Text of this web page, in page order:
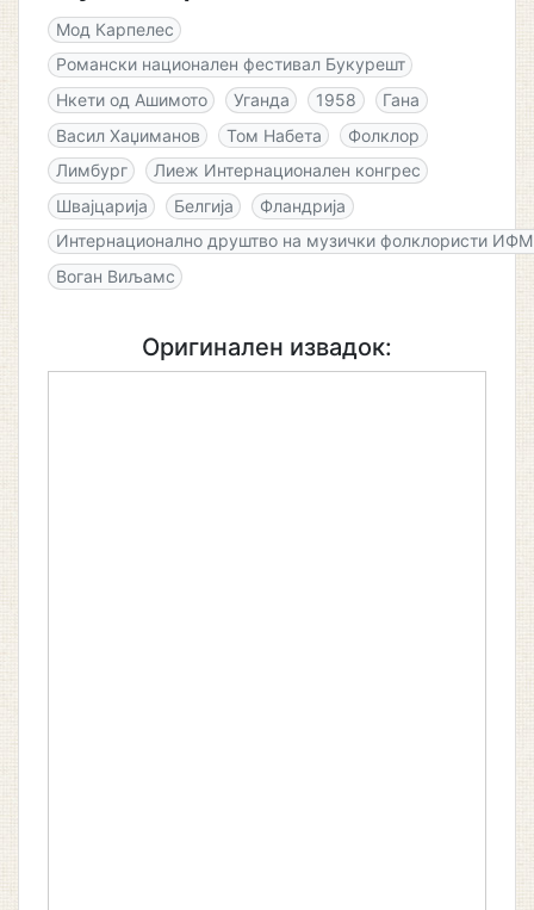
Мод Карпелес
Романски национален фестивал Букурешт
Нкети од Ашимото
Уганда 1958
Гана
Васил Хаџиманов
Том Набета
Фолклор
Лимбург
Лиеж Интернационален конгрес
Швајцарија
Белгија
Фландрија
Интернационално друштво на музички фолклористи
Воган Виљамс
Оригинален извадок: